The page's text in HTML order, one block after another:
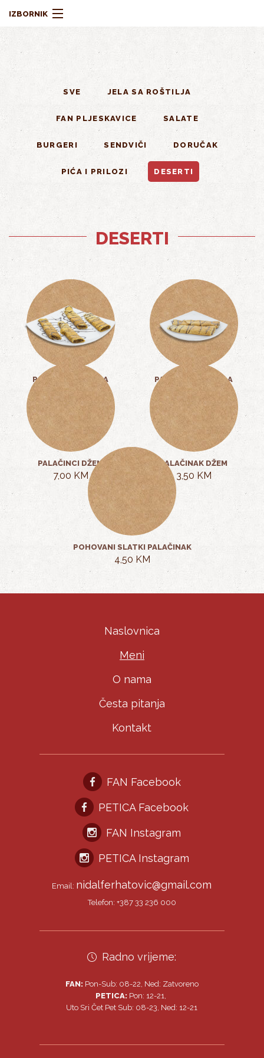
Skoči na glavni sadržaj
IZBORNIK
O NAMA
SVE JELA SA ROŠTILJA
FAN PLJESKAVICE SALATE
BURGERI SENDVIČI DORUČAK
PIĆA I PRILOZI DESERTI
DESERTI
PALAČINCI NUTELA
7,00 KM
PALAČINAK NUTELA
3,50 KM
PALAČINCI DŽEM
7,00 KM
PALAČINAK DŽEM
3,50 KM
POHOVANI SLATKI PALAČINAK
4,50 KM
Naslovnica
Meni
O nama
Česta pitanja
Kontakt
FAN Facebook
PETICA Facebook
FAN Instagram
PETICA Instagram
Email: nidalferhatovic@gmail.com
Telefon: +387 33 236 000
Radno vrijeme:
FAN:Pon-Sub: 08-22, Ned: Zatvoreno
PETICA: Pon: 12-21,
Uto Sri Čet Pet Sub: 08-23, Ned: 12-21